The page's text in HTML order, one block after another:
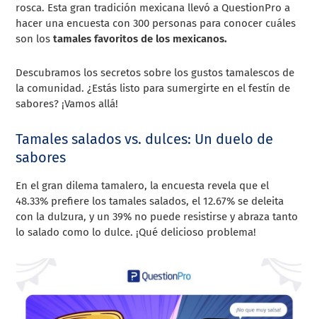
rosca. Esta gran tradición mexicana llevó a QuestionPro a
hacer una encuesta con 300 personas para conocer cuáles
son lostamales favoritos de los mexicanos.
Descubramos los secretos sobre los gustos tamalescos de
la comunidad. ¿Estás listo para sumergirte en el festín de
sabores? ¡Vamos allá!
Tamales salados vs. dulces: Un duelo de
sabores
En el gran dilema tamalero, la encuesta revela que el
48.33% prefiere los tamales salados, el 12.67% se deleita
con la dulzura, y un 39% no puede resistirse y abraza tanto
lo salado como lo dulce. ¡Qué delicioso problema!